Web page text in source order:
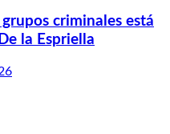
criminales está
la Espriella